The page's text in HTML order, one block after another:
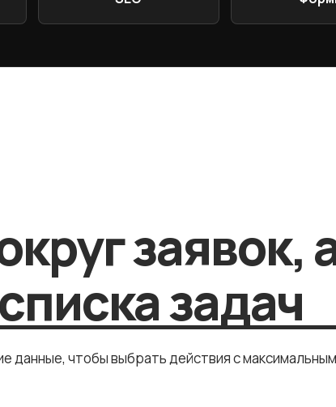
заявок,
задач
данные, чтобы выбрать действия с максимальным